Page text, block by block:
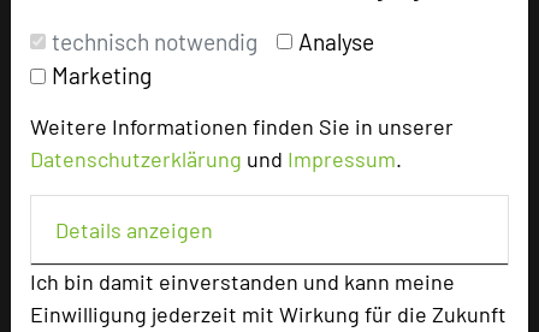
technisch notwendig
Analyse
Marketing
Weitere Informationen finden Sie in unserer
Datenschutzerklärung und Impressum.
Details anzeigen
Ich bin damit einverstanden und kann meine
Einwilligung jederzeit mit Wirkung für die Zukunft
Parlamentarisch
Reihenbestuhlung
180